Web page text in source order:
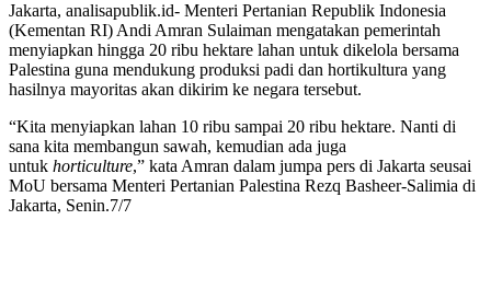
Jakarta, analisapublik.id- Menteri Pertanian Republik Indonesia
(Kementan RI) Andi Amran Sulaiman mengatakan pemerintah
menyiapkan hingga 20 ribu hektare lahan untuk dikelola bersama
Palestina guna mendukung produksi padi dan hortikultura yang
hasilnya mayoritas akan dikirim ke negara tersebut.
“Kita menyiapkan lahan 10 ribu sampai 20 ribu hektare. Nanti di
sana kita membangun sawah, kemudian ada juga
untuk horticulture,” kata Amran dalam jumpa pers di Jakarta seusai
MoU bersama Menteri Pertanian Palestina Rezq Basheer-Salimia di
Jakarta, Senin.7/7